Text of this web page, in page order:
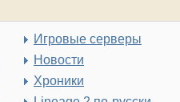
Игровые серверы
Новости
Хроники